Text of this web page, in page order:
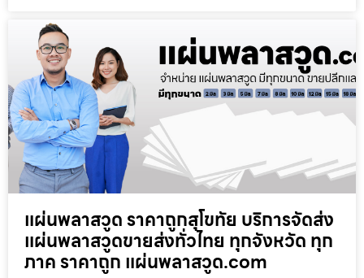
แผ่นพลาสวูด ราคาถูกสุโขทัย บริการจัดส่ง
แผ่นพลาสวูดขายส่งทั่วไทย ทุกจังหวัด ทุก
ภาค ราคาถูก แผ่นพลาสวูด.com